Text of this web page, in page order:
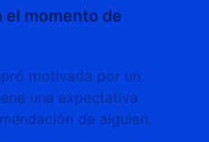
el momento de
motivada por un
una expectativa
de alguien.